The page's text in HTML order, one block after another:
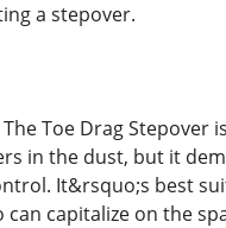
a stepover.
Toe Drag Stepover
in the dust, but it
It&rsquo;s best
capitalize on the